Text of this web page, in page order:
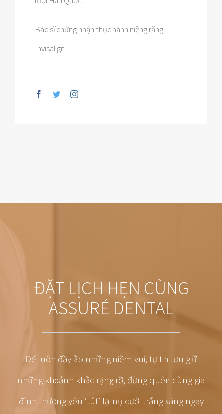
Bác sĩ chứng nhận thực hành niềng răng
Invisalign.
ĐẶT LỊCH HẸN CÙNG
ASSURÉ DENTAL
Để luôn đầy ắp những niềm vui, tự tin lưu giữ
những khoảnh khắc rạng rỡ, đừng quên cùng gia
đình thương yêu ‘tút’ lại nụ cười trắng sáng ngay